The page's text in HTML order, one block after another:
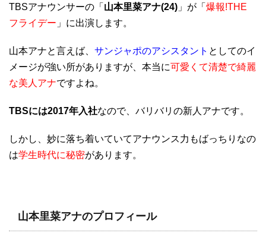
TBSアナウンサーの「 山本里菜アナ(24) 」が「 爆報!THE
フライデー 」に出演します。
山本アナと言えば、 サンジャポのアシスタント としてのイ
メージが強い所がありますが、本当に可愛くて清楚で綺麗
な美人アナですよね。
TBSには2017年入社なので、バリバリの新人アナです。
しかし、妙に落ち着いていてアナウンス力もばっちりなの
は学生時代に秘密があります。
山本里菜アナのプロフィール